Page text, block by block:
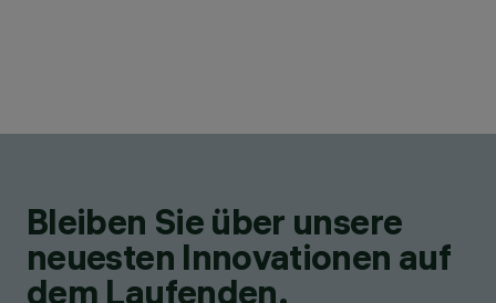
Bleiben Sie über unsere
neuesten Innovationen auf
dem Laufenden.